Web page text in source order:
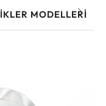
MODELLERI